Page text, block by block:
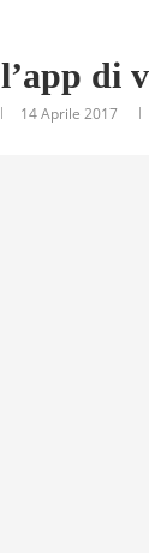
di
14 Aprile 2017